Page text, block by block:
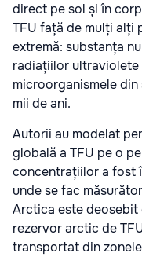
direct pe sol și în
TFU față de mulți alți
extremă: substanța
radiațiilor ultraviolete
microorganismele
mii de ani.
Autorii au modelat
globală a TFU pe o
concentrațiilor a fost
unde se fac
Arctica este deosebit
rezervor arctic de
transportat din